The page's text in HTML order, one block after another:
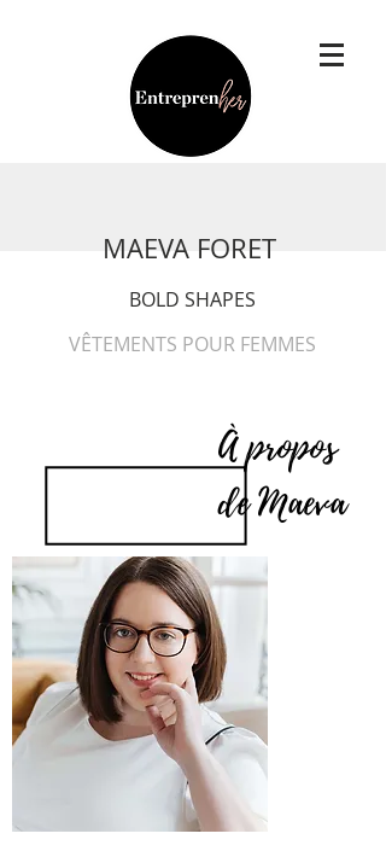
MAEVA FORET
BOLD SHAPES
VÊTEMENTS POUR FEMMES
À propos
de Maeva